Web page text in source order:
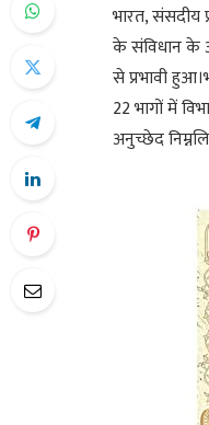
भारत, संसदीय
के संविधान के
से प्रभावी
22 भागों में
अनुच्छेद